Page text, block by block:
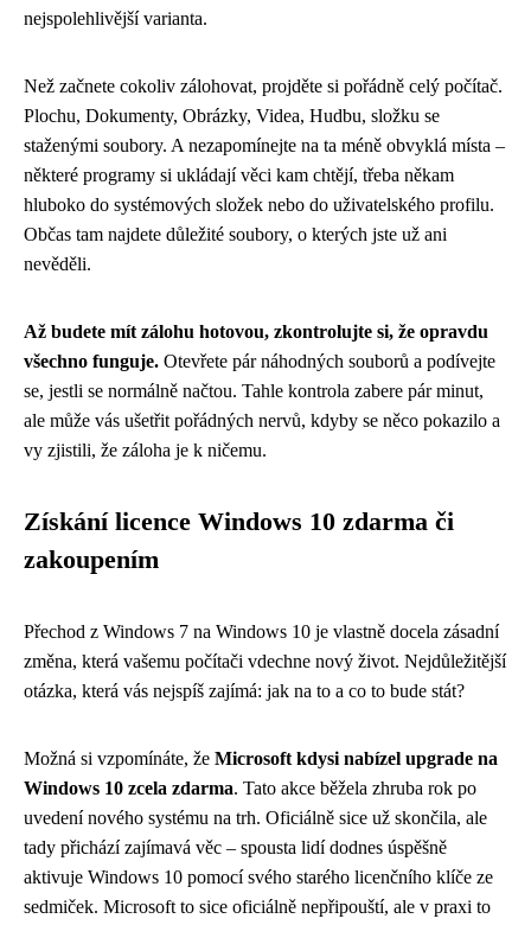
nejspolehlivější varianta.
Než začnete cokoliv zálohovat, projděte si pořádně celý počítač.
Plochu, Dokumenty, Obrázky, Videa, Hudbu, složku se
staženými soubory. A nezapomínejte na ta méně obvyklá místa –
některé programy si ukládají věci kam chtějí, třeba někam
hluboko do systémových složek nebo do uživatelského profilu.
Občas tam najdete důležité soubory, o kterých jste už ani
nevěděli.
Až budete mít zálohu hotovou, zkontrolujte si, že opravdu
všechno funguje. Otevřete pár náhodných souborů a podívejte
se, jestli se normálně načtou. Tahle kontrola zabere pár minut,
ale může vás ušetřit pořádných nervů, kdyby se něco pokazilo a
vy zjistili, že záloha je k ničemu.
Získání licence Windows 10 zdarma či
zakoupením
Přechod z Windows 7 na Windows 10 je vlastně docela zásadní
změna, která vašemu počítači vdechne nový život. Nejdůležitější
otázka, která vás nejspíš zajímá: jak na to a co to bude stát?
Možná si vzpomínáte, že Microsoft kdysi nabízel upgrade na
Windows 10 zcela zdarma. Tato akce běžela zhruba rok po
uvedení nového systému na trh. Oficiálně sice už skončila, ale
tady přichází zajímavá věc – spousta lidí dodnes úspěšně
aktivuje Windows 10 pomocí svého starého licenčního klíče ze
sedmiček. Microsoft to sice oficiálně nepřipouští, ale v praxi to